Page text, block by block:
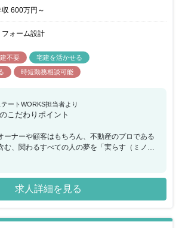
収 600万円 ～
フォーム設計
不要
宅建を活かせる
時短勤務相談可能
ートWORKS担当者より
こだわりポイント
ーナーや顧客はもちろん、不動産のプロである
む、関わるすべての人の夢を「実らす（ミノラ
込められています。そのために、この街をどこ
化」や、収益最大化のためのフレキシブルな提
んでいます。データに基づく誠実な分析と、顧
据える熱いハートが弊社の強みです。資産承
先まで愛され、信頼される企業を目指してい
求人詳細を見る